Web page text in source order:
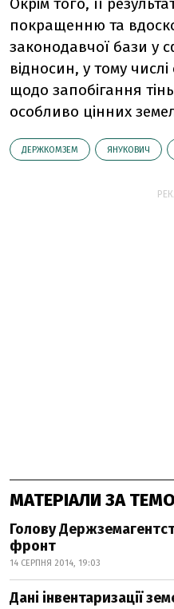
покращенню та
законодавчої бази у
відносин, у тому
щодо запобігання
особливо цінних
ДЕРЖКОМЗЕМ ЯНУКОВИЧ
МАТЕРІАЛИ ЗА
Голову
фронт
14 СЕРПНЯ 2014, 19:03
Дані інвентаризації